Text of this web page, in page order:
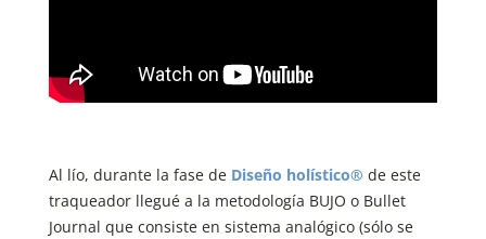
Al lío, durante la fase de Diseño holístico® de este
traqueador llegué a la metodología BUJO o Bullet
Journal que consiste en sistema analógico (sólo se